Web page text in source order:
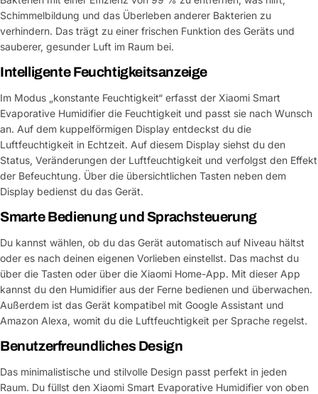
Schimmelbildung und das Überleben anderer Bakterien zu
verhindern. Das trägt zu einer frischen Funktion des Geräts und
sauberer, gesunder Luft im Raum bei.
Intelligente Feuchtigkeitsanzeige
Im Modus „konstante Feuchtigkeit“ erfasst der Xiaomi Smart
Evaporative Humidifier die Feuchtigkeit und passt sie nach Wunsch
an. Auf dem kuppelförmigen Display entdeckst du die
Luftfeuchtigkeit in Echtzeit. Auf diesem Display siehst du den
Status, Veränderungen der Luftfeuchtigkeit und verfolgst den Effekt
der Befeuchtung. Über die übersichtlichen Tasten neben dem
Display bedienst du das Gerät.
Smarte Bedienung und Sprachsteuerung
Du kannst wählen, ob du das Gerät automatisch auf Niveau hältst
oder es nach deinen eigenen Vorlieben einstellst. Das machst du
über die Tasten oder über die Xiaomi Home-App. Mit dieser App
kannst du den Humidifier aus der Ferne bedienen und überwachen.
Außerdem ist das Gerät kompatibel mit Google Assistant und
Amazon Alexa, womit du die Luftfeuchtigkeit per Sprache regelst.
Benutzerfreundliches Design
Das minimalistische und stilvolle Design passt perfekt in jeden
Raum. Du füllst den Xiaomi Smart Evaporative Humidifier von oben